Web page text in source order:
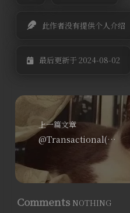
此作者没有提供个人介绍
最后更新于 2024-08-02
上一篇文章
@Transactional(readOnly=true)真的是提高性能的灵丹妙药吗？
Comments NOTHING